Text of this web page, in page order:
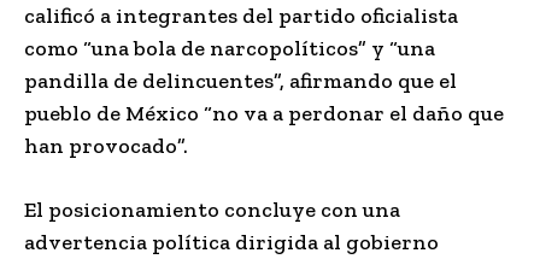
calificó a integrantes del partido oficialista
como “una bola de narcopolíticos” y “una
pandilla de delincuentes”, afirmando que el
pueblo de México “no va a perdonar el daño que
han provocado”.
El posicionamiento concluye con una
advertencia política dirigida al gobierno